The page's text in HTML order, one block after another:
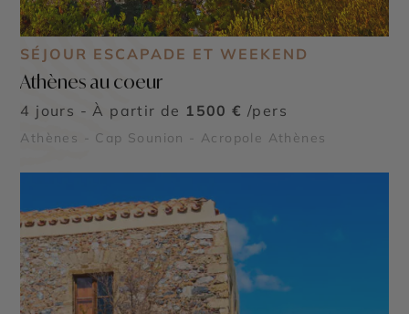
SÉJOUR ESCAPADE ET WEEKEND
Athènes au coeur
4 jours - À partir de 1500 € /pers
Athènes - Cap Sounion - Acropole Athènes